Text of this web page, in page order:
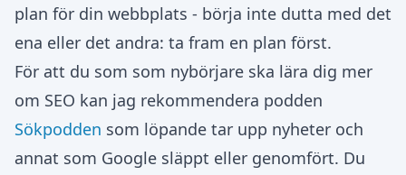
plan för din webbplats - börja inte dutta med det
ena eller det andra: ta fram en plan först.
För att du som som nybörjare ska lära dig mer
om SEO kan jag rekommendera podden
Sökpodden som löpande tar upp nyheter och
annat som Google släppt eller genomfört. Du